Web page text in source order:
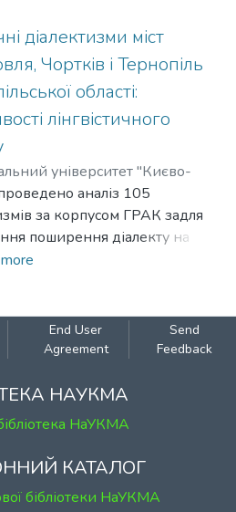
англійські та українські
що відповідають тим самим
Розглянуто приклади
термінів обох мов.
морфологічні особливості
рятувальних термінів
мови та запропоновано
адекватного перекладу
мовою.
діалектизми міст
Чортків і Тернопіль
області:
лінгвістичного
університет "Києво-
академія",2024)
Юлія
аналіз 105
за корпусом ГРАК задля
поширення діалекту на
України. У цій роботі
широко використовувались у
письменниками давніх часів,
як історичної
End User
Agreement
Send
Feedback
НАУКМА
НаУКМА
КАТАЛОГ
бібліотеки НаУКМА